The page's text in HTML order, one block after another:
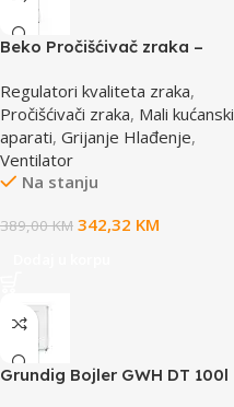
Beko Pročišćivač zraka –
Regulatori kvaliteta zraka,
Pročišćivači zraka, Mali kućanski
aparati, Grijanje Hlađenje,
Ventilator
Na stanju
389,00KM 342,32 KM
Grundig Bojler GWH DT 100l